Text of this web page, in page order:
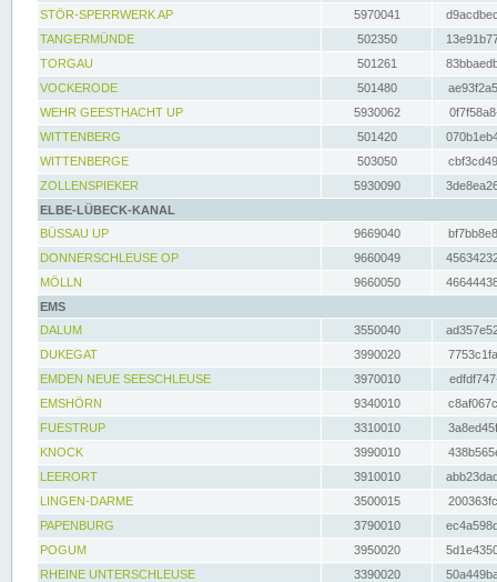
STÖR-SPERRWERK AP 5970041
TANGERMÜNDE
502350
TORGAU
501261
VOCKERODE
501480
WEHR GEESTHACHT UP
5930062
WITTENBERG
501420
WITTENBERGE
503050
ZOLLENSPIEKER
5930090
ELBE-LÜBECK-KANAL
BÜSSAU UP
9669040
DONNERSCHLEUSE OP
9660049
MÖLLN
9660050
EMS
DALUM
3550040
DUKEGAT
3990020
EMDEN NEUE SEESCHLEUSE
3970010
EMSHÖRN
9340010
FUESTRUP
3310010
KNOCK
3990010
LEERORT
3910010
LINGEN-DARME
3500015
PAPENBURG
3790010
POGUM
3950020
RHEINE UNTERSCHLEUSE
3390020